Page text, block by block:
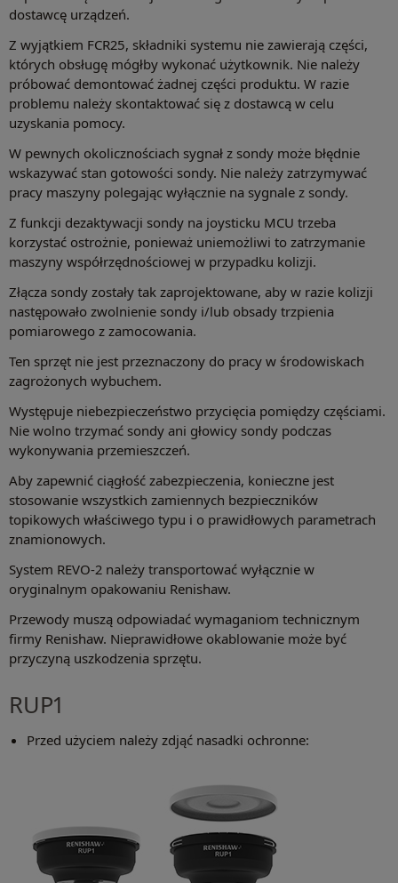
dostawcę urządzeń.
Z wyjątkiem FCR25, składniki systemu nie zawierają części,
których obsługę mógłby wykonać użytkownik. Nie należy
próbować demontować żadnej części produktu. W razie
problemu należy skontaktować się z dostawcą w celu
uzyskania pomocy.
W pewnych okolicznościach sygnał z sondy może błędnie
wskazywać stan gotowości sondy. Nie należy zatrzymywać
pracy maszyny polegając wyłącznie na sygnale z sondy.
Z funkcji dezaktywacji sondy na joysticku MCU trzeba
korzystać ostrożnie, ponieważ uniemożliwi to zatrzymanie
maszyny współrzędnościowej w przypadku kolizji.
Złącza sondy zostały tak zaprojektowane, aby w razie kolizji
następowało zwolnienie sondy i/lub obsady trzpienia
pomiarowego z zamocowania.
Ten sprzęt nie jest przeznaczony do pracy w środowiskach
zagrożonych wybuchem.
Występuje niebezpieczeństwo przycięcia pomiędzy częściami.
Nie wolno trzymać sondy ani głowicy sondy podczas
wykonywania przemieszczeń.
Aby zapewnić ciągłość zabezpieczenia, konieczne jest
stosowanie wszystkich zamiennych bezpieczników
topikowych właściwego typu i o prawidłowych parametrach
znamionowych.
System REVO-2 należy transportować wyłącznie w
oryginalnym opakowaniu Renishaw.
Przewody muszą odpowiadać wymaganiom technicznym
firmy Renishaw. Nieprawidłowe okablowanie może być
przyczyną uszkodzenia sprzętu.
RUP1
Przed użyciem należy zdjąć nasadki ochronne: